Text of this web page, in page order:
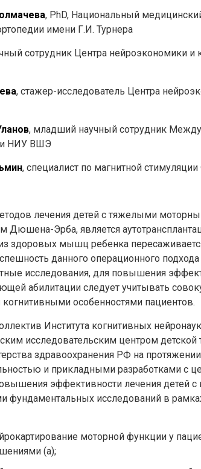
, PhD, Национальный
имени Г.И. Турнера
сотрудник Центра нейроэкономики
, стажер-исследователь Центра
, младший научный сотрудник
НИУ ВШЭ
, специалист по магнитной
лечения детей с тяжелыми
Дюшена-Эрба, является
здоровых мышц ребенка
данного операционного
исследования, для повышения
абилитации следует учитывать
особенностями пациентов.
Института когнитивных
исследовательским центром детской
здравоохранения РФ на
и прикладными разработками с
эффективности лечения детей
фундаментальных исследований в
моторной функции у
(а);